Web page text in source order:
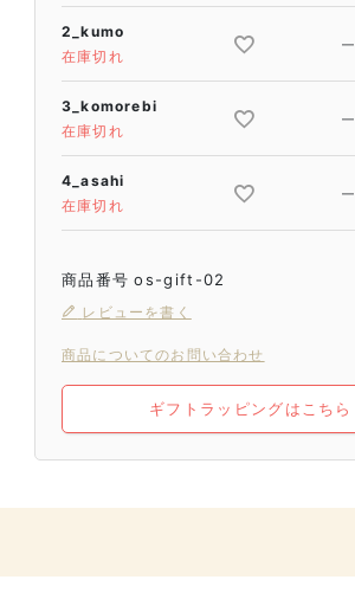
2_kumo
在庫切れ
—
3_komorebi
在庫切れ
—
4_asahi
在庫切れ
—
商品番号 os-gift-02
レビューを書く
商品についてのお問い合わせ
ギフトラッピングはこちら